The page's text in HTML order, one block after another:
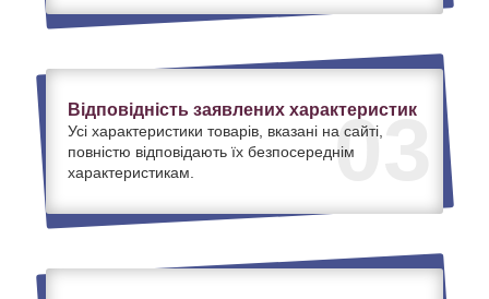
03
Відповідність заявлених характеристик
Усі характеристики товарів, вказані на сайті,
повністю відповідають їх безпосереднім
характеристикам.